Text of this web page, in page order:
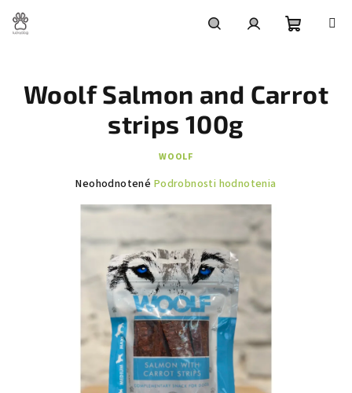
obsah
košík
Woolf Salmon and Carrot
strips 100g
WOOLF
Priemerné
produktu
0,0
hviezdičiek.
Neohodnotené Podrobnosti hodnotenia